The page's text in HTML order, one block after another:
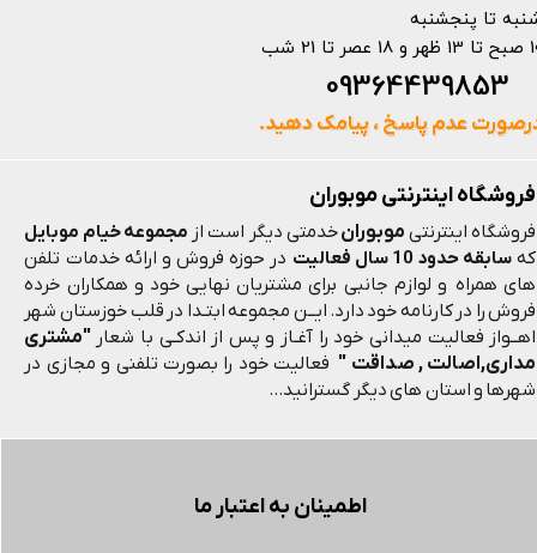
فروشگاه اینترنتی موبوران
فروشگاه اینترنتی موبورانخدمتی دیگر است از مجموعه خیام موبایل
که سابقه حدود 10 سال فعالیت
در حوزه فروش و ارائه خدمات تلفن
های همراه و لوازم جانبی برای مشتریان نهایی خود و همکاران خرده
فروش را در کارنامه خود دارد. ایــن مجموعه ابتـدا در قلب خوزستان شهر
اهــواز فعالیت میدانی خود را آغـاز و پس از اندکـی با شعار "مشتری
مداری,اصالت , صداقت " فعالیت خود را بصورت تلفنی و مجازی در
شهرها و استان های دیگر گسترانید...
اطمینان به اعتبار ما
تا پنجشنبه
تا 21 شب
عدم پاسخ ، پیامک دهید.